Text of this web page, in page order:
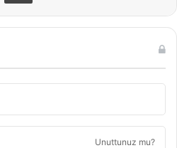
Unuttunuz mu?